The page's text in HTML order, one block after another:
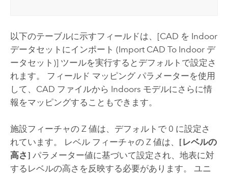
以下のテーブルに示すフィールドは、 [CAD を Indoor
データセットにインポート (Import CAD To Indoor デ
ータセット)] ツールを実行するとデフォルトで設定さ
れます。 フィールド マッピング パラメーターを使用
して、CAD ファイルから Indoors モデルにさらに情
報をマッピングすることもできます。
施設フィーチャの Z 値は、デフォルトで 0 に設定さ
れています。 レベル フィーチャの Z 値は、 [レベルの
高さ] パラメーター値に基づいて設定され、地表に対
するレベルの高さを反映する必要があります。 ユニ